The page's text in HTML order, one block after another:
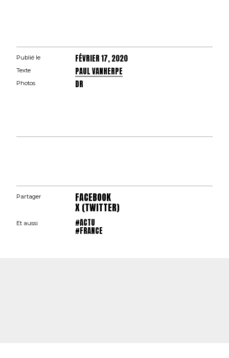
Publié le FÉVRIER 17, 2020
Texte PAUL VANHERPE
Photos DR
Partager FACEBOOK
X (TWITTER)
Et aussi #ACTU
#FRANCE